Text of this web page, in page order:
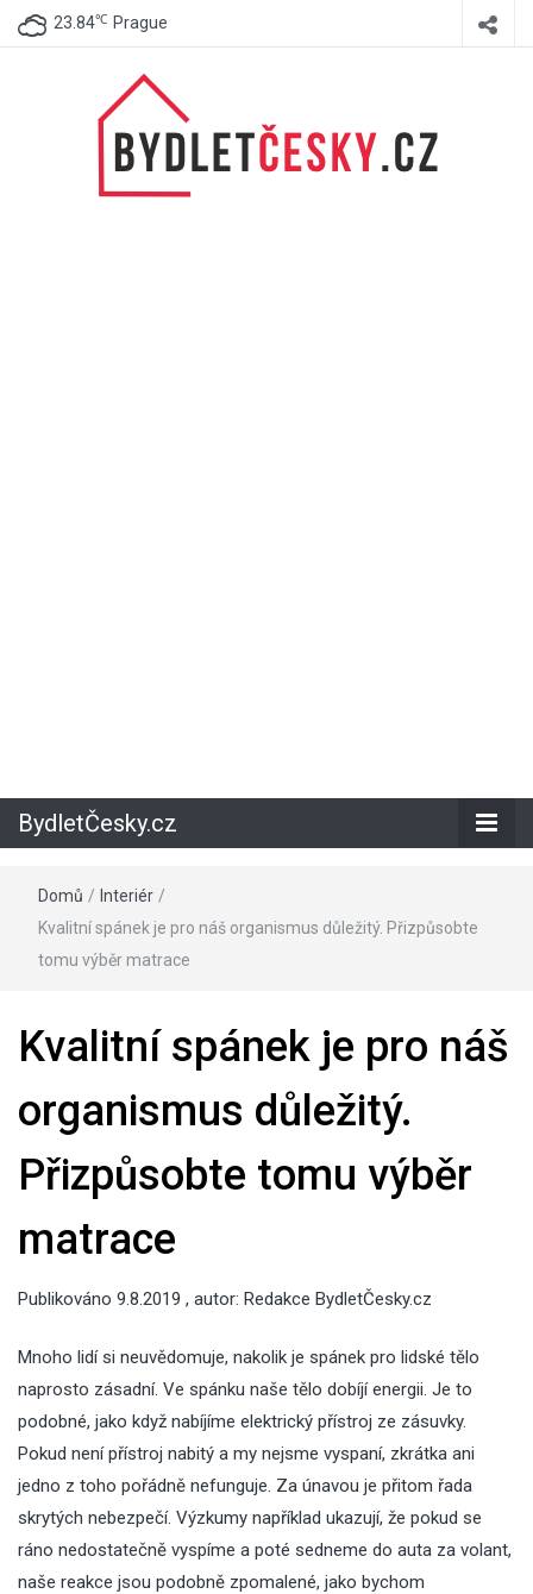
23.84℃ Prague
BydletČesky.cz
Domů / Interiér /
Kvalitní spánek je pro náš organismus důležitý. Přizpůsobte
tomu výběr matrace
Kvalitní spánek je pro náš
organismus důležitý.
Přizpůsobte tomu výběr
matrace
Publikováno 9.8.2019 , autor: Redakce BydletČesky.cz
Mnoho lidí si neuvědomuje, nakolik je spánek pro lidské tělo
naprosto zásadní. Ve spánku naše tělo dobíjí energii. Je to
podobné, jako když nabíjíme elektrický přístroj ze zásuvky.
Pokud není přístroj nabitý a my nejsme vyspaní, zkrátka ani
jedno z toho pořádně nefunguje. Za únavou je přitom řada
skrytých nebezpečí. Výzkumy například ukazují, že pokud se
ráno nedostatečně vyspíme a poté sedneme do auta za volant,
naše reakce jsou podobně zpomalené, jako bychom